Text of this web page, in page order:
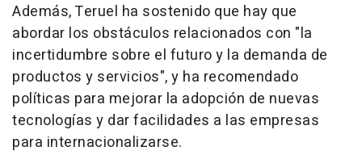
Además, Teruel ha sostenido que hay que
abordar los obstáculos relacionados con "la
incertidumbre sobre el futuro y la demanda de
productos y servicios", y ha recomendado
políticas para mejorar la adopción de nuevas
tecnologías y dar facilidades a las empresas
para internacionalizarse.